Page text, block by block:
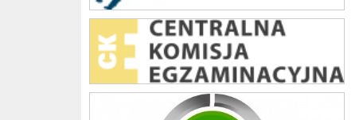
cke
Librus szkoła